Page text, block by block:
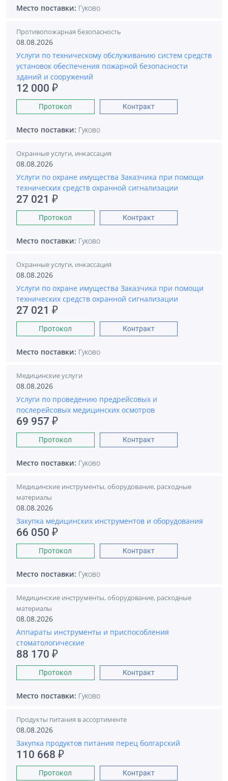
Место поставки: Гуково
Противопожарная безопасность
08.08.2026
Услуги по техническому обслуживанию систем средств
установок обеспечения пожарной безопасности
зданий и сооружений
12 000 ₽
Протокол Контракт
Место поставки: Гуково
Охранные услуги, инкассация
08.08.2026
Услуги по охране имущества Заказчика при помощи
технических средств охранной сигнализации
27 021 ₽
Протокол Контракт
Место поставки: Гуково
Охранные услуги, инкассация
08.08.2026
Услуги по охране имущества Заказчика при помощи
технических средств охранной сигнализации
27 021 ₽
Протокол Контракт
Место поставки: Гуково
Медицинские услуги
08.08.2026
Услуги по проведению предрейсовых и
послерейсовых медицинских осмотров
69 957 ₽
Протокол Контракт
Место поставки: Гуково
Медицинские инструменты, оборудование, расходные
материалы
08.08.2026
Закупка медицинских инструментов и оборудования
66 050 ₽
Протокол Контракт
Место поставки: Гуково
Медицинские инструменты, оборудование, расходные
материалы
08.08.2026
Аппараты инструменты и приспособления
стоматологические
88 170 ₽
Протокол Контракт
Место поставки: Гуково
Продукты питания в ассортименте
08.08.2026
Закупка продуктов питания перец болгарский
110 668 ₽
Протокол Контракт